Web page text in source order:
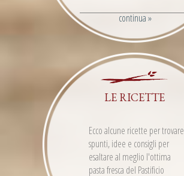
continua »
LE RICETTE
Ecco alcune ricette per trovare
spunti, idee e consigli per
esaltare al meglio l'ottima
pasta fresca del Pastificio